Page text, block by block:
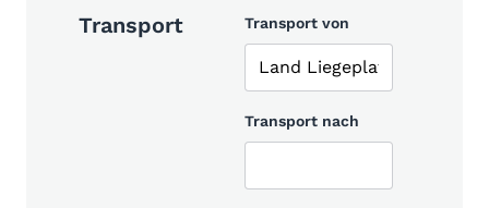
Transport Transport von
Transport nach